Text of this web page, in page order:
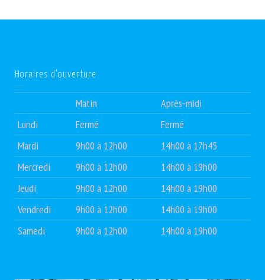
Horaires d’ouverture
Matin
Après-midi
Lundi
Fermé
Fermé
Mardi
9h00 à 12h00
14h00 à 17h45
Mercredi
9h00 à 12h00
14h00 à 19h00
Jeudi
9h00 à 12h00
14h00 à 19h00
Vendredi
9h00 à 12h00
14h00 à 19h00
Samedi
9h00 à 12h00 14h00 à 19h00